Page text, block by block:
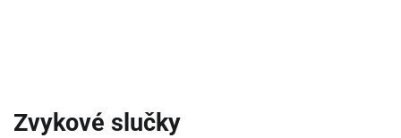
Zvykové slučky